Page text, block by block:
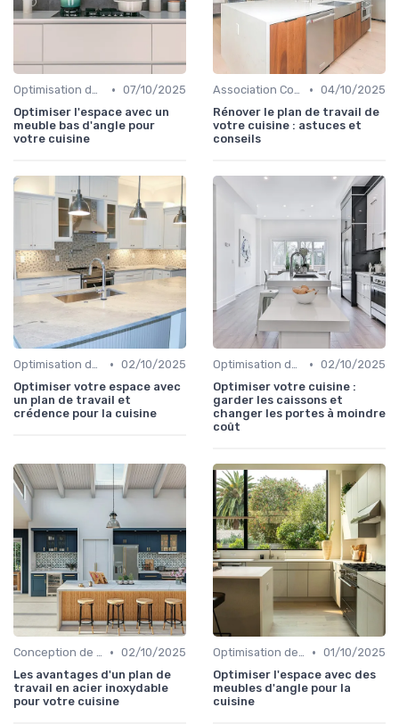
Optimisation de l'Espace • 07/10/2025
Optimiser l'espace avec un
meuble bas d'angle pour
votre cuisine
Association Couleurs et Matériaux • 04/10/2025
Rénover le plan de travail de
votre cuisine : astuces et
conseils
Optimisation de l'Espace • 02/10/2025
Optimiser votre espace avec
un plan de travail et
crédence pour la cuisine
Optimisation de l'Espace • 02/10/2025
Optimiser votre cuisine :
garder les caissons et
changer les portes à moindre
coût
Conception de Cuisine sur Mesure • 02/10/2025
Les avantages d'un plan de
travail en acier inoxydable
pour votre cuisine
Optimisation de l'Espace • 01/10/2025
Optimiser l'espace avec des
meubles d'angle pour la
cuisine